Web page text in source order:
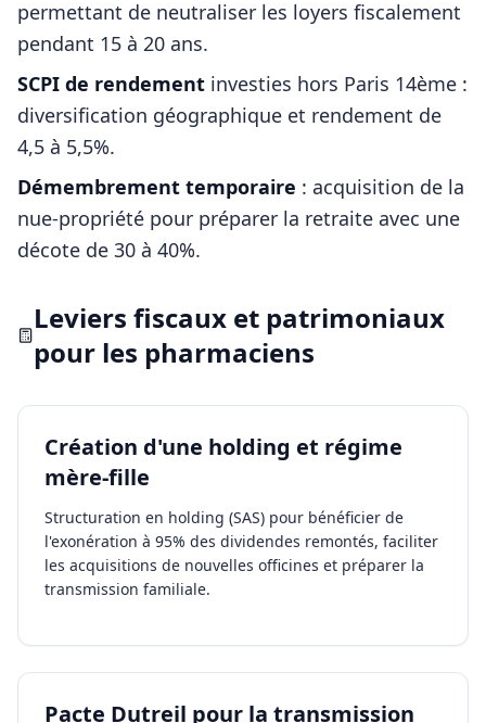
permettant de neutraliser les loyers fiscalement
pendant 15 à 20 ans.
SCPI de rendement investies hors Paris 14ème :
diversification géographique et rendement de
4,5 à 5,5%.
Démembrement temporaire : acquisition de la
nue-propriété pour préparer la retraite avec une
décote de 30 à 40%.
Leviers fiscaux et patrimoniaux
pour les pharmaciens
Création d'une holding et régime
mère-fille
Structuration en holding (SAS) pour bénéficier de
l'exonération à 95% des dividendes remontés, faciliter
les acquisitions de nouvelles officines et préparer la
transmission familiale.
Pacte Dutreil pour la transmission